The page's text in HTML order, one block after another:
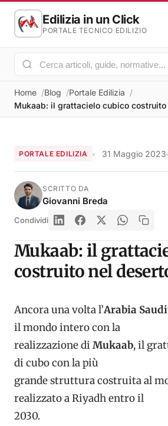
Edilizia in un Click
PORTALE TECNICO EDILIZIO
Home Blog
Portale Edilizia
Mukaab: il grattacielo cubico costruito
PORTALE EDILIZIA 31 Maggio 2023
SCRITTO DA
Giovanni Breda
Condividi
Mukaab: il
costruito nel
Ancora una volta l’Arabia
il mondo intero con la
realizzazione di Mukaab, il
di cubo con la più
grande struttura costruita al
realizzato a Riyadh entro il
2030.